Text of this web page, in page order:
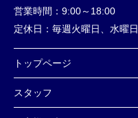
営業時間： 9:00～18:00
定休日： 毎週火曜日、水曜日
トップページ
スタッフ